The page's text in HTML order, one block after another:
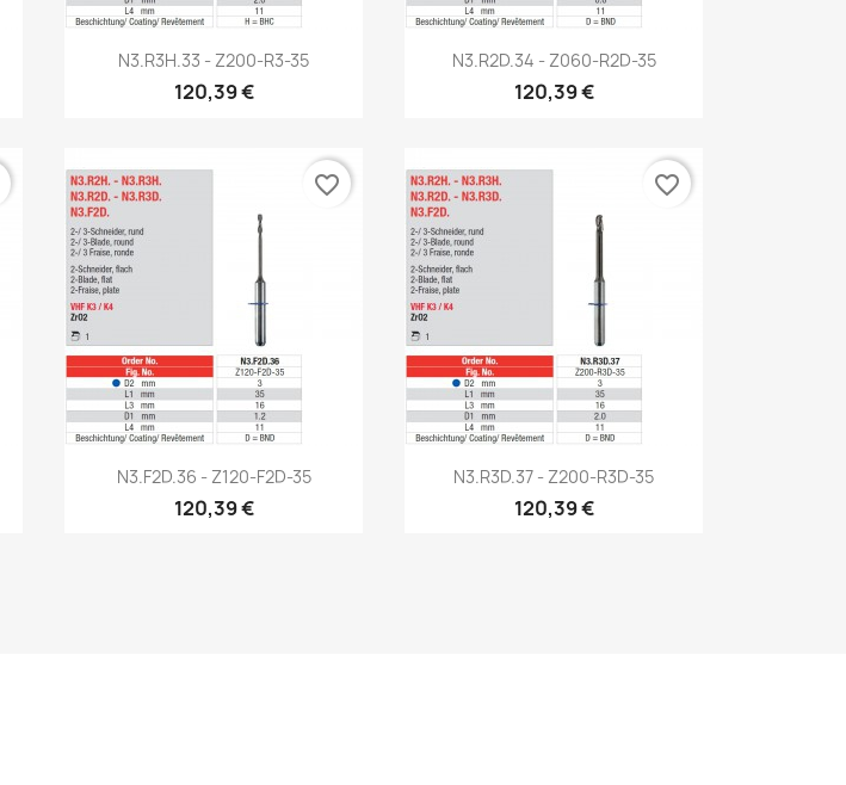
Aperçu rapide
N3.R3H.33 - Z200-R3-35
120,39 €
Aperçu rapide
N3.R2D.34 - Z060-R2D-35
120,39 €
Aperçu rapide
N3.F2D.36 - Z120-F2D-35
120,39 €
favorite_border
Aperçu rapide
N3.R3D.37 - Z200-R3D-35
120,39 €
favorite_border